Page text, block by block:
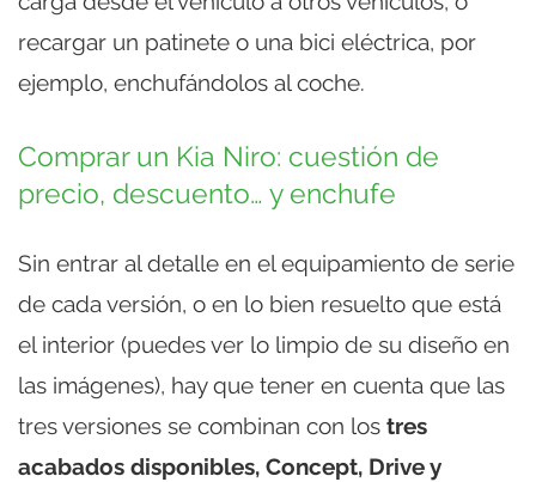
recargar un patinete o una bici eléctrica, por
ejemplo, enchufándolos al coche.
Comprar un Kia Niro: cuestión de
precio, descuento… y enchufe
Sin entrar al detalle en el equipamiento de serie
de cada versión, o en lo bien resuelto que está
el interior (puedes ver lo limpio de su diseño en
las imágenes), hay que tener en cuenta que las
tres versiones se combinan con los tres
acabados disponibles, Concept, Drive y